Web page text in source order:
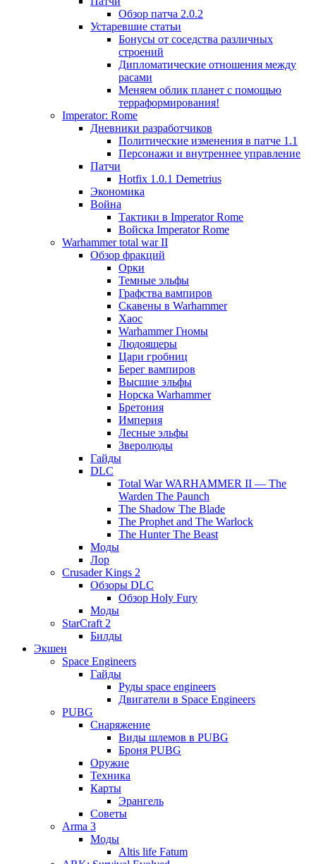
Обзор патча 2.0.2
Устаревшие статьи
Бонусы от соседства различных
строений
Дипломатические отношения между
расами
Меняем облик планет с помощью
терраформирования!
Imperator: Rome
Дневники разработчиков
Политические изменения в патче 1.1
Персонажи и внутреннее управление
Патчи
Hotfix 1.0.1 Demetrius
Экономика
Война
Тактики в Imperator Rome
Войска Imperator Rome
Warhammer total war II
Обзор фракций
Орки
Темные эльфы
Графства вампиров
Cкавены в Warhammer
Хаос
Warhammer Гномы
Людоящеры
Цари гробниц
Берег вампиров
Высшие эльфы
Норска Warhammer
Бретония
Империя
Лесные эльфы
Зверолюды
Гайды
DLC
Total War WARHAMMER II — The
Warden The Paunch
The Shadow The Blade
The Prophet and The Warlock
The Hunter The Beast
Моды
Лор
Crusader Kings 2
Обзоры DLC
Обзор Holy Fury
Моды
StarCraft 2
Билды
Экшен
Space Engineers
Гайды
Руды space engineers
Двигатели в Space Engineers
PUBG
Снаряжение
Виды шлемов в PUBG
Броня PUBG
Оружие
Техника
Карты
Эрангель
Советы
Arma 3
Моды
Altis life Fatum